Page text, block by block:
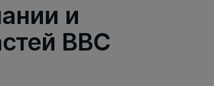
и
ВВС